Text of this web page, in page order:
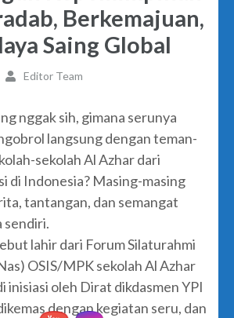
Berkemajuan,
Saing Global
Editor Team
nggak sih, gimana serunya
langsung dengan teman-
sekolah Al Azhar dari
di Indonesia? Masing-masing
tantangan, dan semangat
sendiri.
lahir dari Forum Silaturahmi
OSIS/MPK sekolah Al Azhar
inisiasi oleh Dirat dikdasmen YPI
dengan kegiatan seru, dan